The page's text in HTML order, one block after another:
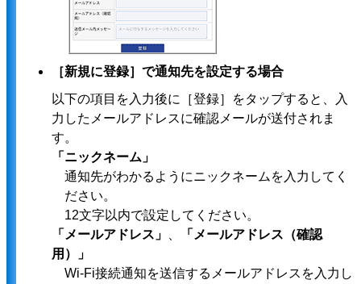
［新規に登録］で通知先を設定する場合
以下の項目を入力後に［登録］をタップすると、入
力したメールアドレスに確認メールが送付されま
す。
「ニックネーム」
通知先がわかるようにニックネームを入力してく
ださい。
12文字以内で設定してください。
「メールアドレス」 、
「メールアドレス（確認
用）」
Wi-Fi接続通知を送信するメールアドレスを入力し